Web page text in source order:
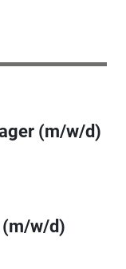
(m/w/d)
(m/w/d)